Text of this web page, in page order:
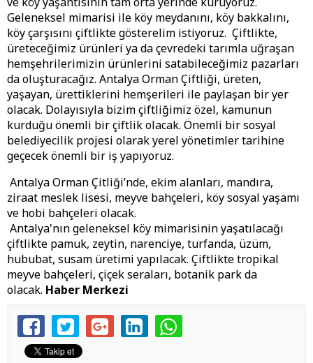
Geleneksel mimarisi ile köy meydanını, köy bakkalını,
köy çarşısını çiftlikte gösterelim istiyoruz. Çiftlikte,
üreteceğimiz ürünleri ya da çevredeki tarımla uğraşan
hemşehrilerimizin ürünlerini satabileceğimiz pazarları
da oluşturacağız. Antalya Orman Çiftliği, üreten,
yaşayan, ürettiklerini hemşerileri ile paylaşan bir yer
olacak. Dolayısıyla bizim çiftliğimiz özel, kamunun
kurduğu önemli bir çiftlik olacak. Önemli bir sosyal
belediyecilik projesi olarak yerel yönetimler tarihine
geçecek önemli bir iş yapıyoruz.
Antalya Orman Çitliği’nde, ekim alanları, mandıra,
ziraat meslek lisesi, meyve bahçeleri, köy sosyal yaşamı
ve hobi bahçeleri olacak.
Antalya'nın geleneksel köy mimarisinin yaşatılacağı
çiftlikte pamuk, zeytin, narenciye, turfanda, üzüm,
hububat, susam üretimi yapılacak. Çiftlikte tropikal
meyve bahçeleri, çiçek seraları, botanik park da
olacak. Haber Merkezi